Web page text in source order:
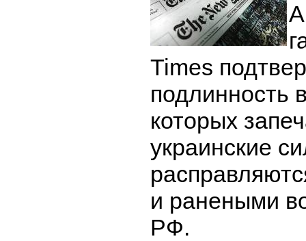
Times
подлинность
которых
украинские
и ранеными
РФ.